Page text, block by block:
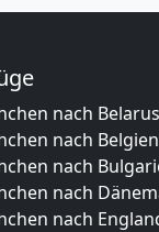
nach Belarus
nach Belgien
nach
nach
nach